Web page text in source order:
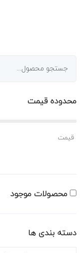
محدوده قیمت
قیمت
محصولات موجود
دسته بندی ها